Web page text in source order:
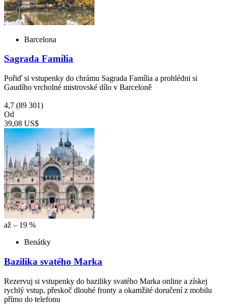
Barcelona
Sagrada Família
Pořiď si vstupenky do chrámu Sagrada Família a prohlédni si
Gaudího vrcholné mistrovské dílo v Barceloně
4,7 (89 301)
Od
39,08 US$
až – 19 %
Benátky
Bazilika svatého Marka
Rezervuj si vstupenky do baziliky svatého Marka online a získej
rychlý vstup, přeskoč dlouhé fronty a okamžité doručení z mobilu
přímo do telefonu